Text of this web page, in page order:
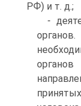
РФ) и т. д.;
-